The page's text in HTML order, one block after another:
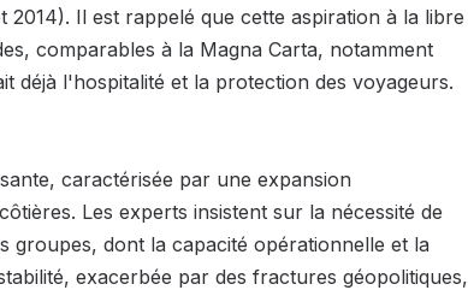
2014). Il est rappelé que cette aspiration à la libre
comparables à la Magna Carta, notamment
déjà l'hospitalité et la protection des voyageurs.
caractérisée par une expansion
Les experts insistent sur la nécessité de
groupes, dont la capacité opérationnelle et la
exacerbée par des fractures géopolitiques,